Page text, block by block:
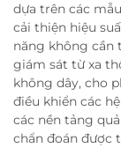
dựa trên các
cải thiện hiệu
năng không cần
giám sát từ xa
không dây, cho
điều khiển các
các nền tảng
chẩn đoán được